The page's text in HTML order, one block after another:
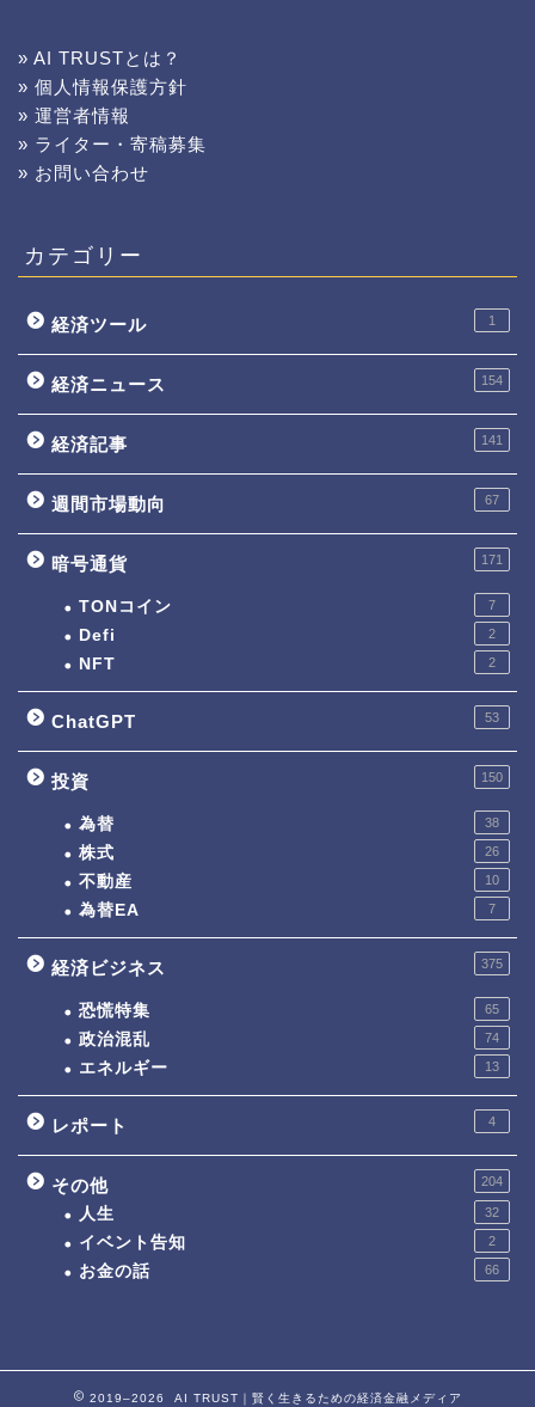
» AI TRUSTとは？
» 個人情報保護方針
» 運営者情報
» ライター・寄稿募集
» お問い合わせ
カテゴリー
経済ツール 1
経済ニュース 154
経済記事 141
週間市場動向 67
暗号通貨 171
TONコイン 7
Defi 2
NFT 2
ChatGPT 53
投資 150
為替 38
株式 26
不動産 10
為替EA 7
経済ビジネス 375
恐慌特集 65
政治混乱 74
エネルギー 13
レポート 4
その他 204
人生 32
イベント告知 2
お金の話 66
2019–2026 AI TRUST｜賢く生きるための経済金融メディア